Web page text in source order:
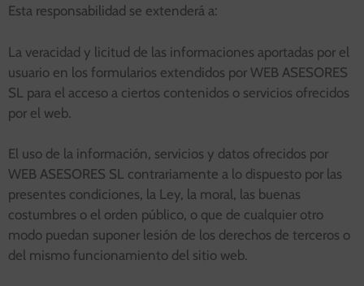
Esta responsabilidad se extenderá a:
La veracidad y licitud de las informaciones aportadas por el
usuario en los formularios extendidos por WEB ASESORES
SL para el acceso a ciertos contenidos o servicios ofrecidos
por el web.
El uso de la información, servicios y datos ofrecidos por
WEB ASESORES SL contrariamente a lo dispuesto por las
presentes condiciones, la Ley, la moral, las buenas
costumbres o el orden público, o que de cualquier otro
modo puedan suponer lesión de los derechos de terceros o
del mismo funcionamiento del sitio web.